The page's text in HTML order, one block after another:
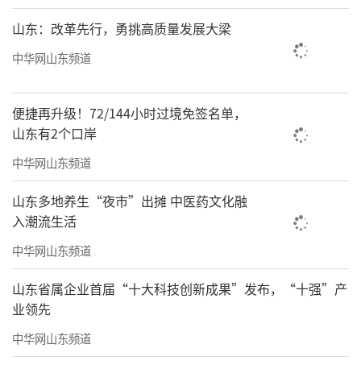
山东：改革先行，勇挑高质量发展大梁
中华网山东频道
便捷再升级！72/144小时过境免签名单，
山东有2个口岸
中华网山东频道
山东多地养生“夜市”出摊 中医药文化融
入潮流生活
中华网山东频道
山东省属企业首届“十大科技创新成果”发布，“十强”产
业领先
中华网山东频道